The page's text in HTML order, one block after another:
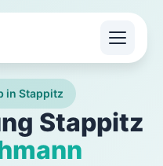
in Stappitz
Stappitz